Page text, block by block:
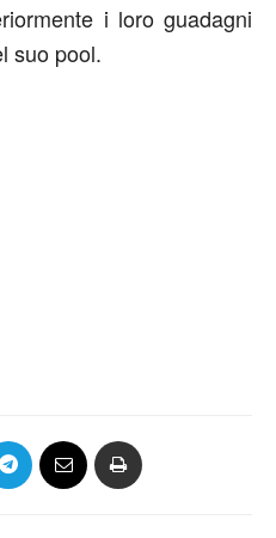
i loro guadagni
suo pool.